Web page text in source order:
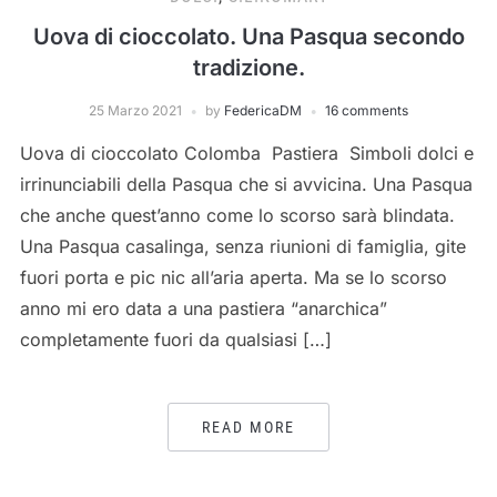
Uova di cioccolato. Una Pasqua secondo
tradizione.
25 Marzo 2021 by FedericaDM 16 comments
Uova di cioccolato Colomba Pastiera Simboli dolci e
irrinunciabili della Pasqua che si avvicina. Una Pasqua
che anche quest’anno come lo scorso sarà blindata.
Una Pasqua casalinga, senza riunioni di famiglia, gite
fuori porta e pic nic all’aria aperta. Ma se lo scorso
anno mi ero data a una pastiera “anarchica”
completamente fuori da qualsiasi […]
READ MORE